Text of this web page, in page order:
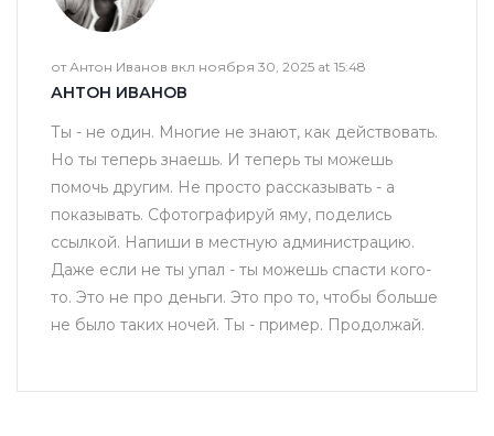
от Антон Иванов вкл ноября 30, 2025 at 15:48
АНТОН ИВАНОВ
Ты - не один. Многие не знают, как действовать.
Но ты теперь знаешь. И теперь ты можешь
помочь другим. Не просто рассказывать - а
показывать. Сфотографируй яму, поделись
ссылкой. Напиши в местную администрацию.
Даже если не ты упал - ты можешь спасти кого-
то. Это не про деньги. Это про то, чтобы больше
не было таких ночей. Ты - пример. Продолжай.